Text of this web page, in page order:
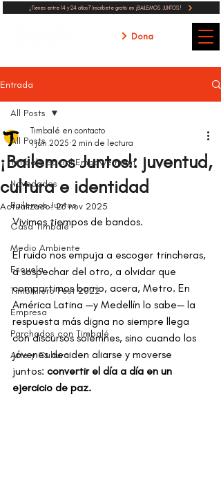
¿Tienes entre 14 y 24 años? Inscribete gratis en ¡BAILEMOS JUNTOS!
Dona
Entrada
All Posts
Timbalé Social Empowerment
Novedades
Bailemos Juntos
Casa Timbalé
Medio Ambiente
Escuela
TimbAllero Fest 2022
Empresa
Parchados con Timbalé
Arte y Cultura
All Posts
¡Bailemos Juntos!: juventud,
cultura e identidad
Timbalé en contacto
1 jun 2025 2 min de lectura
Actualizado:26 nov 2025
Vivimos tiempos de bandos.
El ruido nos empuja a escoger trincheras,
a sospechar del otro, a olvidar que
compartimos barrio, acera, Metro. En
América Latina —y Medellín lo sabe— la
respuesta más digna no siempre llega
con discursos solemnes, sino cuando los
jóvenes deciden aliarse y moverse
juntos: convertir el día a día en un
ejercicio de paz.